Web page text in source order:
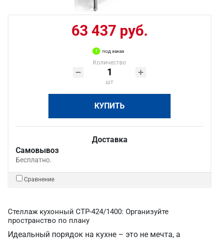
63 437 руб.
под заказ
Количество
шт
КУПИТЬ
Доставка
Самовывоз
Бесплатно.
Сравнение
Стеллаж кухонный СТР-424/1400: Организуйте
пространство по плану
Идеальный порядок на кухне – это не мечта, а